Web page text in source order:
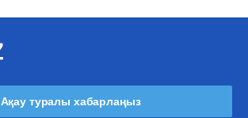
Ақау туралы хабарлаңыз